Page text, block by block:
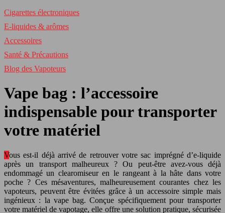
Cigarettes électroniques
E-liquides & arômes
Accessoires
Santé & Précautions
Blog des Vapoteurs
Vape bag : l’accessoire
indispensable pour transporter
votre matériel
Vous est-il déjà arrivé de retrouver votre sac imprégné d’e-liquide
après un transport malheureux ? Ou peut-être avez-vous déjà
endommagé un clearomiseur en le rangeant à la hâte dans votre
poche ? Ces mésaventures, malheureusement courantes chez les
vapoteurs, peuvent être évitées grâce à un accessoire simple mais
ingénieux : la vape bag. Conçue spécifiquement pour transporter
votre matériel de vapotage, elle offre une solution pratique, sécurisée